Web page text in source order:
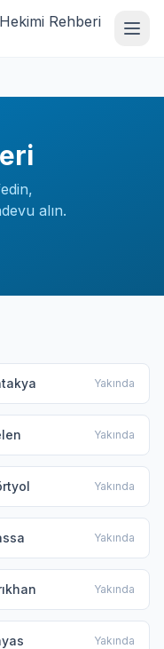
alın.
Yakında
Yakında
Yakında
Yakında
Yakında
Yakında